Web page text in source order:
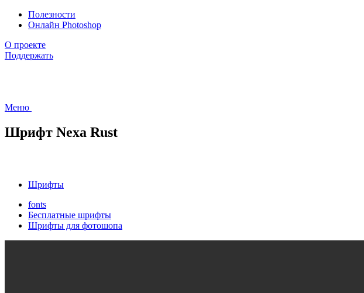
Полезности
Онлайн Photoshop
О проекте
Поддержать
Меню
Шрифт Nexa Rust
Шрифты
fonts
Бесплатные шрифты
Шрифты для фотошопа